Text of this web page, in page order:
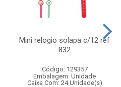
Mini relogio solapa c/12 ref
832
Código: 129357
Embalagem: Unidade
Caixa Com: 24 Unidade(s)